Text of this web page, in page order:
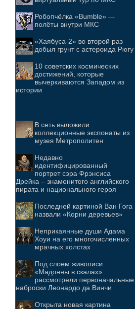
Робопчёлка «Bumble» —
полёты внутри МКС
«Хаябуса-2» во второй раз
добыл грунт с астероида Рюгу
10 советских космических
достижений, которые
вычеркиваются Западом из
истории
В сеть выложили
коллекционные экспонаты из
музея Метрополитен
Недавно
идентифицированный
портрет сэра Фрэнсиса
Дрейка – знаменитого английского
пирата и национального героя
Последней картиной Ван Гога
назвали «Корни деревьев»
Неприкаянные души Адама
Хоуи на его многочисленных
мрачных холстах
Под слоем живописи
«Мадонны в скалах»
рассмотрели первоначальные
наброски Леонардо да Винчи
Открыта новая картина